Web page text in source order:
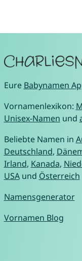
Eure Babynamen
Vornamenlexikon:
Unisex-Namen und
Beliebte Namen in
Deutschland,
Irland, Kanada,
USAund Österreich
Namensgenerator
Vornamen Blog